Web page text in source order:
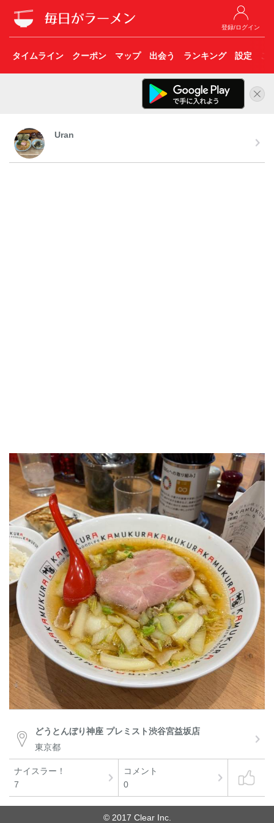
登録/ログイン
タイムライン クーポン マップ 出会う ランキング 設定 こ
Uran
どうとんぼり神座 プレミスト渋谷宮益坂店
東京都
ナイスラー！
7
コメント
0
© 2017 Clear Inc.